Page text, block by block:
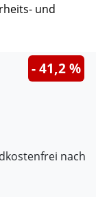
und
- 41,2 %
nach